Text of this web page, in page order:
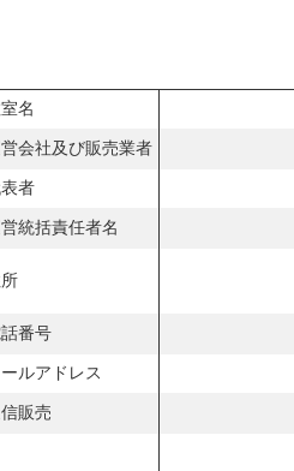
名
会社及び販売業者
者
統括責任者名
番号
ールアドレス
販売